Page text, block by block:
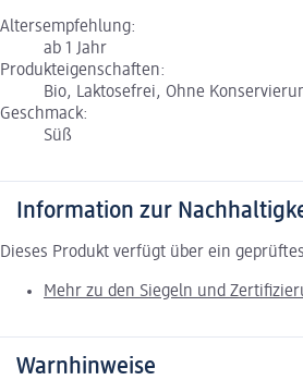
Altersempfehlung:
ab 1 Jahr
Produkteigenschaften:
Bio, Laktosefrei, Ohne
Geschmack:
Süß
Information zur
Dieses Produkt verfügt über ein
Mehr zu den Siegeln und
Warnhinweise